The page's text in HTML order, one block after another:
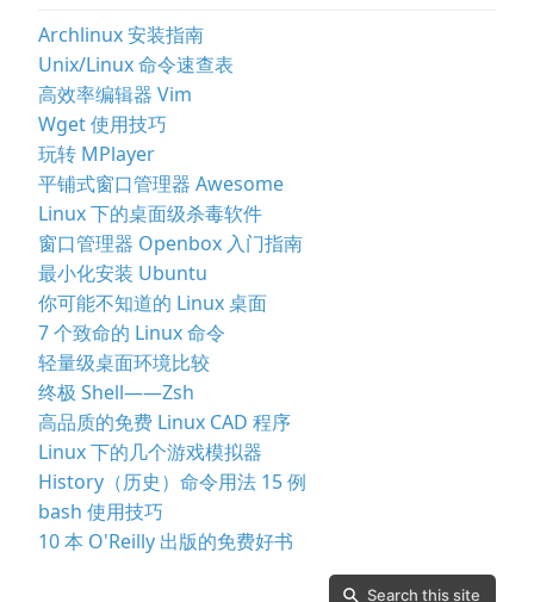
Archlinux 安装指南
Unix/Linux 命令速查表
高效率编辑器 Vim
Wget 使用技巧
玩转 MPlayer
平铺式窗口管理器 Awesome
Linux 下的桌面级杀毒软件
窗口管理器 Openbox 入门指南
最小化安装 Ubuntu
你可能不知道的 Linux 桌面
7 个致命的 Linux 命令
轻量级桌面环境比较
终极 Shell——Zsh
高品质的免费 Linux CAD 程序
Linux 下的几个游戏模拟器
History（历史）命令用法 15 例
bash 使用技巧
10 本 O'Reilly 出版的免费好书
Search this site